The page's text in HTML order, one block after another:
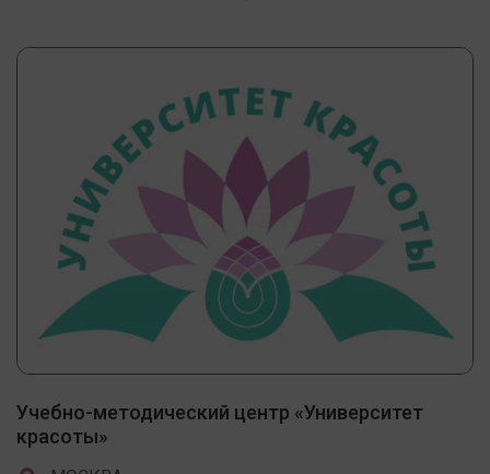
Учебно-методический центр «Университет
красоты»